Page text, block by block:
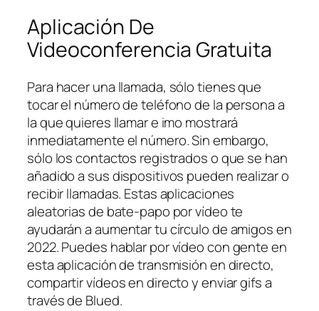
Aplicación De
Videoconferencia Gratuita
Para hacer una llamada, sólo tienes que
tocar el número de teléfono de la persona a
la que quieres llamar e imo mostrará
inmediatamente el número. Sin embargo,
sólo los contactos registrados o que se han
añadido a sus dispositivos pueden realizar o
recibir llamadas. Estas aplicaciones
aleatorias de bate-papo por vídeo te
ayudarán a aumentar tu círculo de amigos en
2022. Puedes hablar por vídeo con gente en
esta aplicación de transmisión en directo,
compartir vídeos en directo y enviar gifs a
través de Blued.